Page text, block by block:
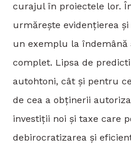
curajul în proiectele lor.
urmărește evidențierea
un exemplu la
complet. Lipsa de
autohtoni, cât și pentru
de cea a obținerii
investiții noi și taxe care
debirocratizarea și